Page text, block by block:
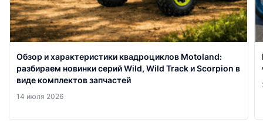
Обзор и характеристики квадроциклов Motoland:
разбираем новинки серий Wild, Wild Track и Scorpion в
виде комплектов запчастей
14 июля 2026